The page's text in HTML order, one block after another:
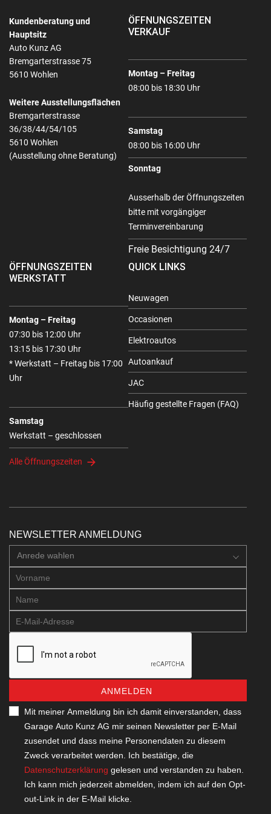
Kundenberatung und
Hauptsitz
Auto Kunz AG
Bremgarterstrasse 75
5610 Wohlen
Weitere Ausstellungsflächen
Bremgarterstrasse
36/38/44/54/105
5610 Wohlen
(Ausstellung ohne Beratung)
ÖFFNUNGSZEITEN
VERKAUF
Montag – Freitag
08:00 bis 18:30 Uhr
Samstag
08:00 bis 16:00 Uhr
Sonntag
Ausserhalb der Öffnungszeiten
bitte mit vorgängiger
Terminvereinbarung
Freie Besichtigung 24/7
ÖFFNUNGSZEITEN
WERKSTATT
Montag – Freitag
07:30 bis 12:00 Uhr
13:15 bis 17:30 Uhr
* Werkstatt – Freitag bis 17:00
Uhr
Samstag
Werkstatt – geschlossen
Alle Öffnungszeiten
QUICK LINKS
Neuwagen
Occasionen
Elektroautos
Autoankauf
JAC
Häufig gestellte Fragen (FAQ)
NEWSLETTER ANMELDUNG
Anrede wahlen
ANMELDEN
Mit meiner Anmeldung bin ich damit einverstanden, dass
Garage Auto Kunz AG mir seinen Newsletter per E-Mail
zusendet und dass meine Personendaten zu diesem
Zweck verarbeitet werden. Ich bestätige, die
Datenschutzerklärung gelesen und verstanden zu haben.
Ich kann mich jederzeit abmelden, indem ich auf den Opt-
out-Link in der E-Mail klicke.